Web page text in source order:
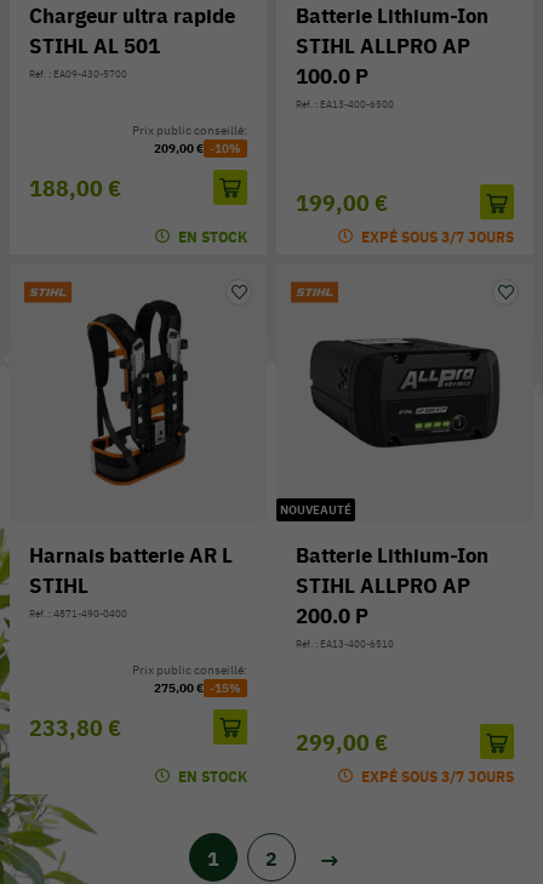
Chargeur ultra rapide
STIHL AL 501
Réf. : EA09-430-5700
188,00 €
Prix public conseillé:
209,00 € -10%
EN STOCK
Batterie Lithium-Ion
STIHL ALLPRO AP
100.0 P
Réf. : EA13-400-6500
199,00 €
EXPÉ SOUS 3/7 JOURS
Harnais batterie AR L
STIHL
Réf. : 4871-490-0400
233,80 €
Prix public conseillé:
275,00 € -15%
EN STOCK
NOUVEAUTÉ
Batterie Lithium-Ion
STIHL ALLPRO AP
200.0 P
Réf. : EA13-400-6510
299,00 €
EXPÉ SOUS 3/7 JOURS
1 2